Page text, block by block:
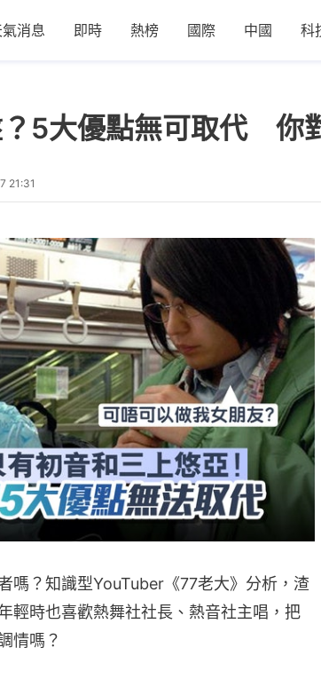
氣消息 即時 熱榜 國際 中國 科
5大優點無可取代 你
21:31
嗎？知識型YouTuber《77老大》分析，渣
輕時也喜歡熱舞社社長、熱音社主唱，把
情嗎？